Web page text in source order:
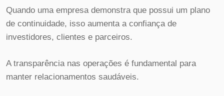
Quando uma empresa demonstra que possui um plano
de continuidade, isso aumenta a confiança de
investidores, clientes e parceiros.
A transparência nas operações é fundamental para
manter relacionamentos saudáveis.